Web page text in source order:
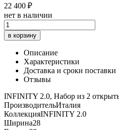
22 400 ₽
нет в наличии
в корзину
Описание
Характеристики
Доставка и сроки поставки
Отзывы
INFINITY 2.0, Набор из 2
ПроизводительИталия
КоллекцияINFINITY 2.0
Ширина28